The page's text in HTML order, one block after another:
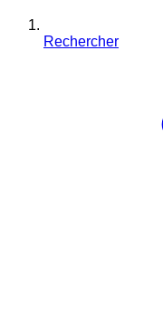
Rechercher